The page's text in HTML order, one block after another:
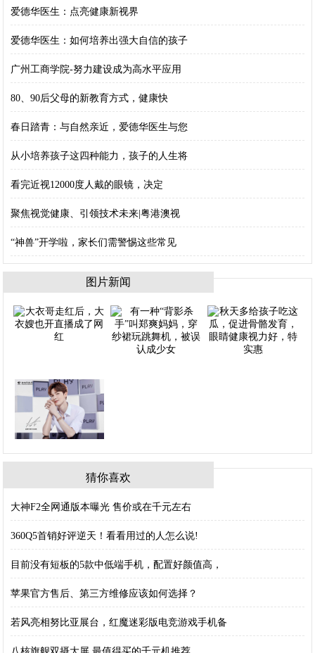
爱德华医生：点亮健康新视界
爱德华医生：如何培养出强大自信的孩子
广州工商学院-努力建设成为高水平应用
80、90后父母的新教育方式，健康快
春日踏青：与自然亲近，爱德华医生与您
从小培养孩子这四种能力，孩子的人生将
看完近视12000度人戴的眼镜，决定
聚焦视觉健康、引领技术未来|粤港澳视
“神兽”开学啦，家长们需警惕这些常见
图片新闻
猜你喜欢
大神F2全网通版本曝光 售价或在千元左右
360Q5首销好评逆天！看看用过的人怎么说!
目前没有短板的5款中低端手机，配置好颜值高，
苹果官方售后、第三方维修应该如何选择？
若风亮相努比亚展台，红魔迷彩版电竞游戏手机备